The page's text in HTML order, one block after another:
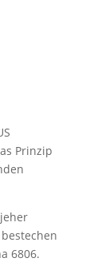
Prinzip
6806.